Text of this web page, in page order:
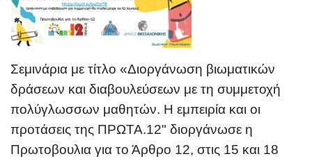
Σεμινάρια με τίτλο «Διοργάνωση βιωματικών
δράσεων και διαβουλεύσεων με τη συμμετοχή
πολύγλωσσων μαθητών. Η εμπειρία και οι
προτάσεις της ΠΡΩΤΑ.12" διοργάνωσε η
Πρωτοβουλια για το Άρθρο 12, στις 15 και 18